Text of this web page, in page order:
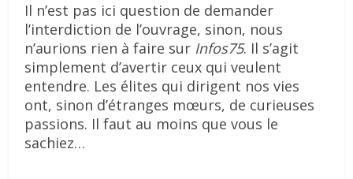
Il n’est pas ici question de demander
l’interdiction de l’ouvrage, sinon, nous
n’aurions rien à faire sur Infos75. Il s’agit
simplement d’avertir ceux qui veulent
entendre. Les élites qui dirigent nos vies
ont, sinon d’étranges mœurs, de curieuses
passions. Il faut au moins que vous le
sachiez…